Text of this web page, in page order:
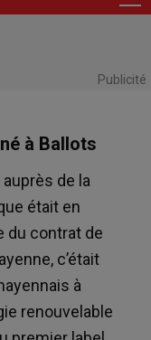
Publicité
à Ballots
auprès de la
était en
du contrat de
c’était
à
renouvelable